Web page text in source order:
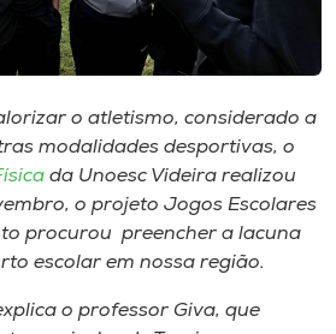
o atletismo, considerado a
modalidades desportivas, o
da Unoesc Videira realizou
o ​p​rojeto Jogos Escolares
procurou preencher a lacuna
escolar em nossa ​região.
o professor Giva​,​ que